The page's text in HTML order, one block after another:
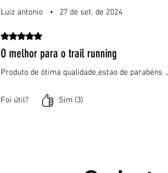
Luiz antonio • 27 de set. de 2024
Rated 5 out of 5 stars.
O melhor para o trail running
Produto de ótima qualidade,estao de
Foi útil? Sim (3)